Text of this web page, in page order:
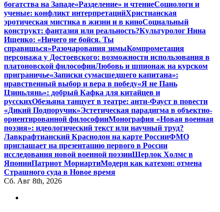
богатства на Западе«Разделение» и чтениеСоциологи и
ученые: конфликт интерпретацийХристианская
эротическая мистика в жизни и в киноСоциальный
конструкт: фантазия или реальность?Культуролог Нина
Ищенко: «Ничего не бойся. Ты
справишься»Разочарования зимыКомпрометация
персонажа у Достоевского: возможности использования в
платоновской философииЛюбовь и шпионаж на курском
приграничье«Записки сумасшедшего капитана»:
нравственный выбор и вера в победу«Я не Пань
Цзиньлянь»: добрый Кафка для китайцев и
русскихОбезьяна танцует в театре: анти-Фауст в повести
«Дикий Подпоручик»Эстетическая парадигма в объектно-
ориентированной философииМонография «Новая военная
поэзия»: идеологический текст или научный труд?
Лавкрафтианский Краснодон на карте РоссииФМО
приглашает на презентацию первого в России
исследования новой военной поэзииШерлок Холмс в
ЯпонииПатриот МориартиМодерн как катехон: отмена
Страшного суда в Новое время
Сб. Авг 8th, 2026